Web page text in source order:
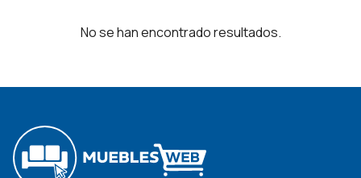
No se han encontrado resultados.